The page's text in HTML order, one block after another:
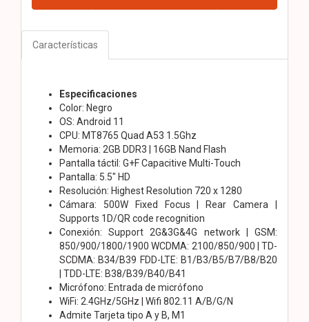
Características
Especificaciones
Color: Negro
OS: Android 11
CPU: MT8765 Quad A53 1.5Ghz
Memoria: 2GB DDR3 | 16GB Nand Flash
Pantalla táctil: G+F Capacitive Multi-Touch
Pantalla: 5.5" HD
Resolución: Highest Resolution 720 x 1280
Cámara: 500W Fixed Focus | Rear Camera |
Supports 1D/QR code recognition
Conexión: Support 2G&3G&4G network | GSM:
850/900/1800/1900 WCDMA: 2100/850/900 | TD-
SCDMA: B34/B39 FDD-LTE: B1/B3/B5/B7/B8/B20
| TDD-LTE: B38/B39/B40/B41
Micrófono: Entrada de micrófono
WiFi: 2.4GHz/5GHz | Wifi 802.11 A/B/G/N
Admite Tarjeta tipo A y B, M1